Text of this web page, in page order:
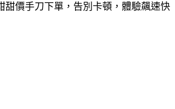
甜價手刀下單，告別卡頓，體驗飆速快